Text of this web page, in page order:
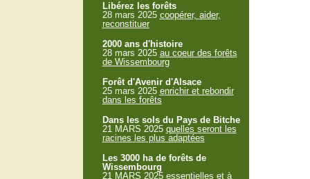
Libérez les forêts
28 mars 2025 coopérer, aider,
reconstituer
2000 ans d'histoire
28 mars 2025 au coeur des forêts
de Wissembourg
Forêt d'Avenir d'Alsace
25 mars 2025 enrichir et rebondir
dans les forêts
Dans les sols du Pays de Bitche
21 MARS 2025 quelles seront les
racines les plus adaptées
Les 3000 ha de forêts de
Wissembourg
21 MARS 2025 essentielles et à